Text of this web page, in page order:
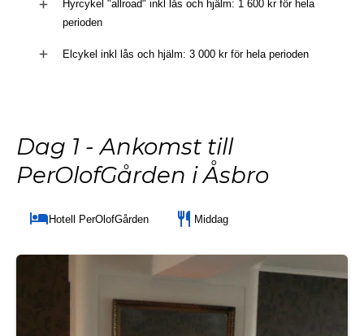
Hyrcykel "allroad" inkl lås och hjälm: 1 600 kr för hela
perioden
Elcykel inkl lås och hjälm: 3 000 kr för hela perioden
Dag 1 - Ankomst till
PerOlofGården i Åsbro
Hotell PerOlofGården Middag